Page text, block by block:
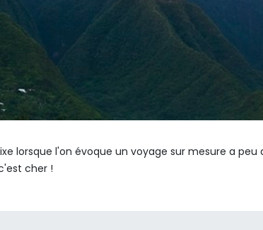
lorsque l'on évoque un voyage sur mesure a peu
cher !